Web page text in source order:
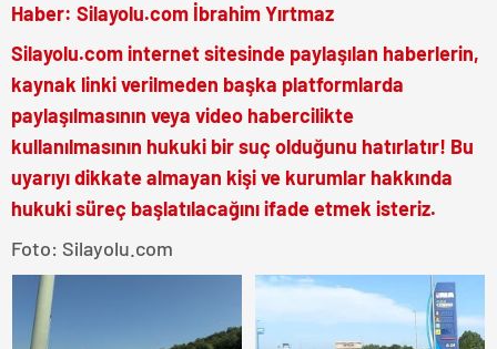
Haber: Silayolu.com İbrahim Yırtmaz
Silayolu.com internet sitesinde paylaşılan haberlerin,
kaynak linki verilmeden başka platformlarda
paylaşılmasının veya video habercilikte
kullanılmasının hukuki bir suç olduğunu hatırlatır! Bu
uyarıyı dikkate almayan kişi ve kurumlar hakkında
hukuki süreç başlatılacağını ifade etmek isteriz.
Foto: Silayolu.com